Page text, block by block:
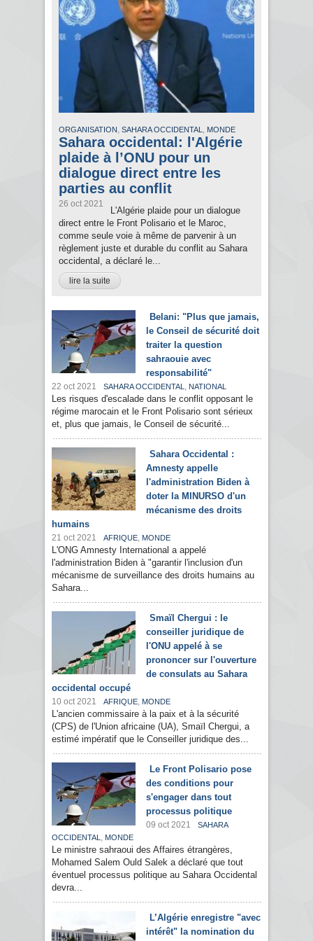
ORGANISATION , SAHARA OCCIDENTAL , MONDE
Sahara occidental: l'Algérie
plaide à l’ONU pour un
dialogue direct entre les
parties au conflit
26 oct 2021
L'Algérie plaide pour un dialogue
direct entre le Front Polisario et le Maroc,
comme seule voie à même de parvenir à un
règlement juste et durable du conflit au Sahara
occidental, a déclaré le...
lire la suite
Belani: "Plus que jamais,
le Conseil de sécurité doit
traiter la question
sahraouie avec
responsabilité"
22 oct 2021 SAHARA OCCIDENTAL , NATIONAL
Les risques d'escalade dans le conflit opposant le
régime marocain et le Front Polisario sont sérieux
et, plus que jamais, le Conseil de sécurité...
Sahara Occidental :
Amnesty appelle
l'administration Biden à
doter la MINURSO d'un
mécanisme des droits
humains
21 oct 2021 AFRIQUE, MONDE
L'ONG Amnesty International a appelé
l'administration Biden à "garantir l'inclusion d'un
mécanisme de surveillance des droits humains au
Sahara...
Smaïl Chergui : le
conseiller juridique de
l'ONU appelé à se
prononcer sur l'ouverture
de consulats au Sahara
occidental occupé
10 oct 2021 AFRIQUE, MONDE
L'ancien commissaire à la paix et à la sécurité
(CPS) de l'Union africaine (UA), Smaïl Chergui, a
estimé impératif que le Conseiller juridique des...
Le Front Polisario pose
des conditions pour
s'engager dans tout
processus politique
09 oct 2021
SAHARA
OCCIDENTAL , MONDE
Le ministre sahraoui des Affaires étrangères,
Mohamed Salem Ould Salek a déclaré que tout
éventuel processus politique au Sahara Occidental
devra...
L’Algérie enregistre "avec
intérêt" la nomination du